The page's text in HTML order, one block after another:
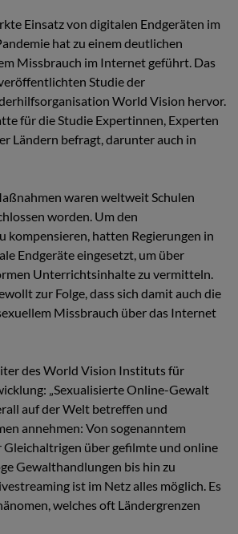
Einsatz von digitalen Endgeräten im
hat zu einem deutlichen
Missbrauch im Internet geführt. Das
Studie der
World Vision hervor.
für die Studie Expertinnen, Experten
Ländern befragt, darunter auch in
waren weltweit Schulen
worden. Um den
kompensieren, hatten Regierungen in
Endgeräte eingesetzt, um über
Unterrichtsinhalte zu vermitteln.
zur Folge, dass sich damit auch die
Missbrauch über das Internet
des World Vision Instituts für
„Sexualisierte Online-Gewalt
auf der Welt betreffen und
annehmen: Von sogenanntem
über gefilmte und online
Gewalthandlungen bis hin zu
ist im Netz alles möglich. Es
welches oft Ländergrenzen